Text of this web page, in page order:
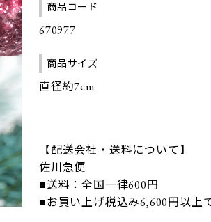
商品コード
670977
商品サイズ
直径約7cm
【配送会社・送料について】
佐川急便
■送料：全国一律600円
■お買い上げ税込み6,600円以上